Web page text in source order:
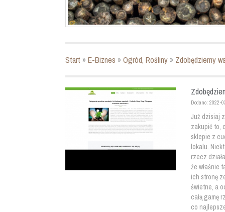
Start »E-Biznes »Ogród, Rośliny » Zdobędziemy
Dodano: 2022-
Już dzisiaj
zakupić to,
sklepie z
lokalu.
rzecz
że właśnie
ich stronę
świetne, a
całą gamę
co